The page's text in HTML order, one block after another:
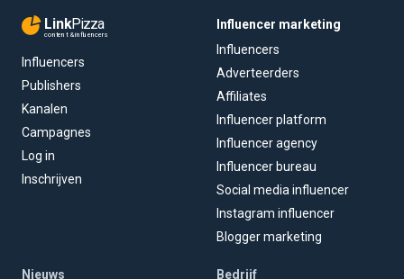
LinkPizza
content & influencers
Influencers
Publishers
Kanalen
Campagnes
Log in
Inschrijven
Influencer marketing
Influencers
Adverteerders
Affiliates
Influencer platform
Influencer agency
Influencer bureau
Social media influencer
Instagram influencer
Blogger marketing
Nieuws Bedrijf